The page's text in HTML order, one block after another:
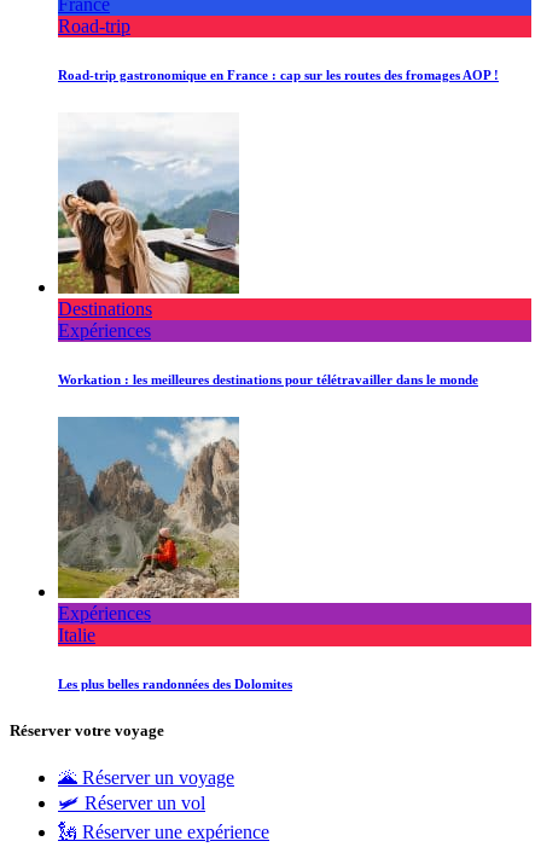
Road-trip
Road-trip gastronomique en France : cap sur les routes des fromages AOP !
Destinations
Expériences
Workation : les meilleures destinations pour télétravailler dans le monde
Expériences
Italie
Les plus belles randonnées des Dolomites
Réserver votre voyage
🌋 Réserver un voyage
🛩 Réserver un vol
🗽 Réserver une expérience